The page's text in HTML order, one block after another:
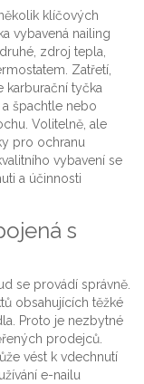
klíčových
vybavená nailing
zdroj tepla,
Zatřetí,
karburační tyčka
špachtle nebo
Volitelně, ale
pro ochranu
vybavení se
a účinnosti
s
se provádí správně.
obsahujících těžké
Proto je nezbytné
prodejců.
vést k vdechnutí
e-nailu